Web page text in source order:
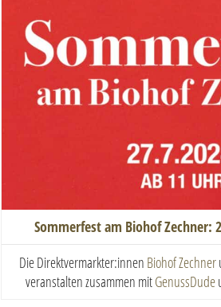
Sommerfest am Biohof Zechner:
Die Direktvermarkter:innen Biohof Zechner
veranstalten zusammen mitGenussDude